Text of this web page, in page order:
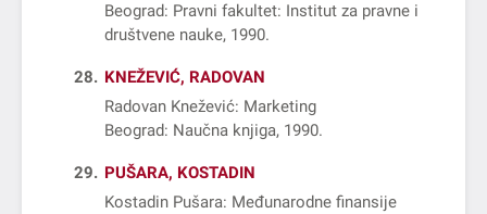
Beograd: Pravni fakultet: Institut za pravne i
društvene nauke, 1990
28
KNEŽEVIĆ, RADOVAN
Radovan Knežević: Marketing
Beograd: Naučna knjiga, 1990
29
PUŠARA, KOSTADIN
Kostadin Pušara: Međunarodne finansije